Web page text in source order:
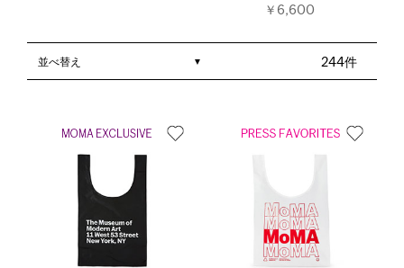
￥6,600
244件
並べ替え